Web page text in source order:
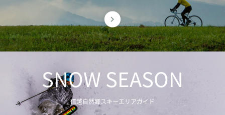
SNOW SEASON
信越自然郷スキーエリアガイド